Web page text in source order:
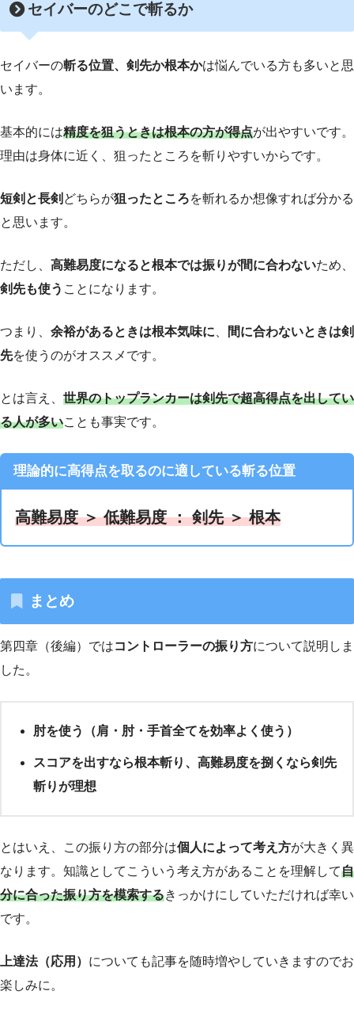
セイバーのどこで斬るか
セイバーの斬る位置、剣先か根本かは悩んでいる方も多いと思
います。
基本的には精度を狙うときは根本の方が得点が出やすいです。
理由は身体に近く、狙ったところを斬りやすいからです。
短剣と長剣 どちらが狙ったところを斬れるか想像すれば分かる
と思います。
ただし、 高難易度になると根本では振りが間に合わないため、
剣先も使う ことになります。
つまり、 余裕があるときは根本気味に
間に合わないときは剣
先を使うのがオススメです。
とは言え、 世界のトップランカーは剣先で超高得点を出してい
る人が多いことも事実です。
理論的に高得点を取るのに適している斬る位置
高難易度 ＞ 低難易度 ： 剣先 ＞ 根本
まとめ
第四章（後編）ではコントローラーの振り方について説明しま
した。
肘を使う（肩・肘・手首全てを効率よく使う）
スコアを出すなら根本斬り、高難易度を捌くなら剣先
斬りが理想
とはいえ、この振り方の部分は個人によって考え方が大きく異
なります。知識としてこういう考え方があることを理解して自
分に合った振り方を模索するきっかけにしていただければ幸い
です。
上達法（応用） についても記事を随時増やしていきますのでお
楽しみに。